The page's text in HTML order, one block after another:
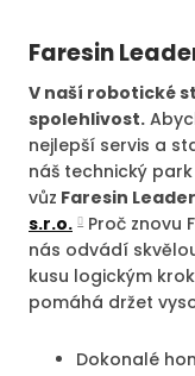
Faresin
V naší robotické
spolehlivost.
nejlepší servis a
náš technický
vůz Faresin
s.r.o.
Proč znovu
nás odvádí
kusu logickým
pomáhá držet
Dokonalé